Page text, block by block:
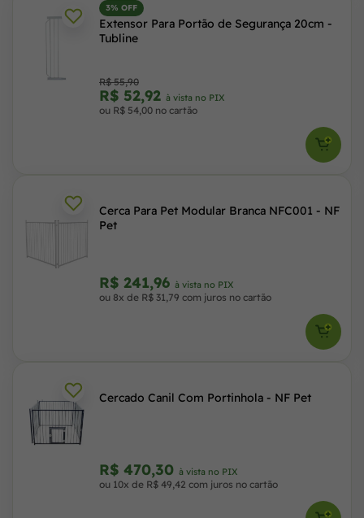
3% OFF
Extensor Para Portão de Segurança 20cm -
Tubline
R$ 55,90
R$ 52,92 à vista no PIX
ou R$ 54,00 no cartão
Cerca Para Pet Modular Branca NFC001 - NF
Pet
R$ 241,96 à vista no PIX
ou 8x de R$ 31,79 com juros no cartão
Cercado Canil Com Portinhola - NF Pet
R$ 470,30 à vista no PIX
ou 10x de R$ 49,42 com juros no cartão